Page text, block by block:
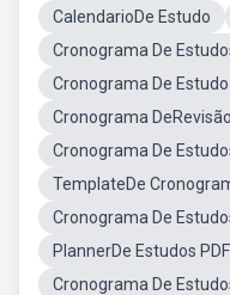
CalendarioDe Estudo
Cronograma De
Cronograma De
Cronograma
Cronograma De
TemplateDe
Cronograma De
PlannerDe Estudos
Cronograma De